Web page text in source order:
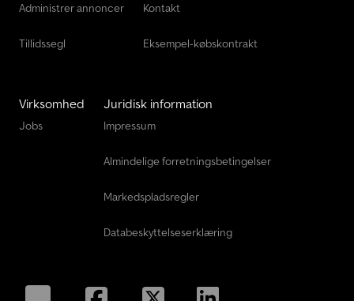
Administrer annoncer
Tillidssegl
Kontakt
Eksempel-købskontrakt
Virksomhed
Jobs
Juridisk information
Impressum
Almindelige forretningsbetingelser
Markedspladsregler
Databeskyttelseserklæring